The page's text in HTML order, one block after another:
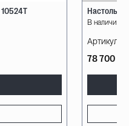
В наличии
Артикул:
78 700 ₽